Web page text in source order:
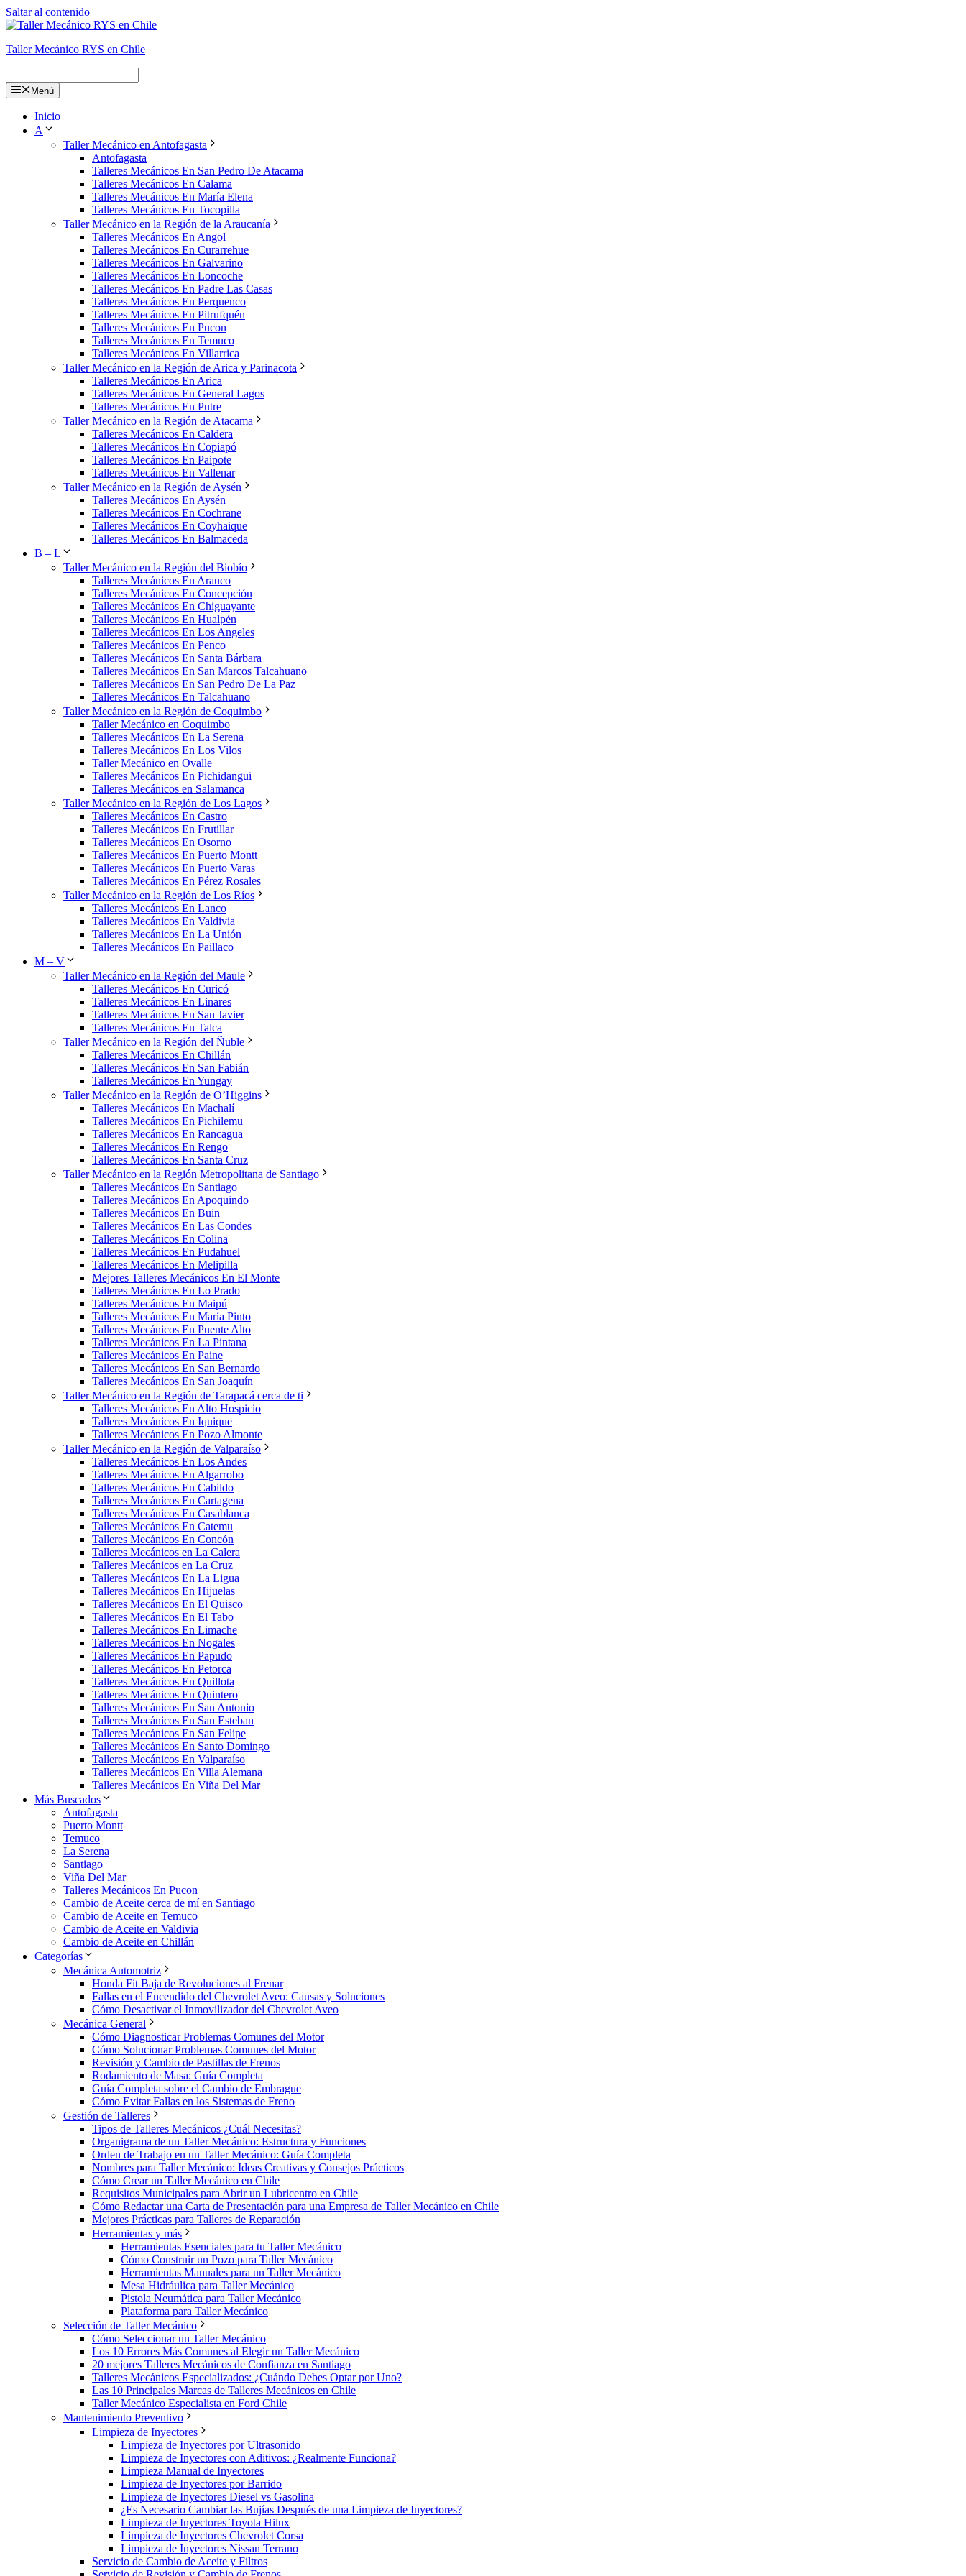
Saltar al contenido
Taller Mecánico RYS en Chile
Menú
Inicio
A
Taller Mecánico en Antofagasta
Antofagasta
Talleres Mecánicos En San Pedro De Atacama
Talleres Mecánicos En Calama
Talleres Mecánicos En María Elena
Talleres Mecánicos En Tocopilla
Taller Mecánico en la Región de la Araucanía
Talleres Mecánicos En Angol
Talleres Mecánicos En Curarrehue
Talleres Mecánicos En Galvarino
Talleres Mecánicos En Loncoche
Talleres Mecánicos En Padre Las Casas
Talleres Mecánicos En Perquenco
Talleres Mecánicos En Pitrufquén
Talleres Mecánicos En Pucon
Talleres Mecánicos En Temuco
Talleres Mecánicos En Villarrica
Taller Mecánico en la Región de Arica y Parinacota
Talleres Mecánicos En Arica
Talleres Mecánicos En General Lagos
Talleres Mecánicos En Putre
Taller Mecánico en la Región de Atacama
Talleres Mecánicos En Caldera
Talleres Mecánicos En Copiapó
Talleres Mecánicos En Paipote
Talleres Mecánicos En Vallenar
Taller Mecánico en la Región de Aysén
Talleres Mecánicos En Aysén
Talleres Mecánicos En Cochrane
Talleres Mecánicos En Coyhaique
Talleres Mecánicos En Balmaceda
B – L
Taller Mecánico en la Región del Biobío
Talleres Mecánicos En Arauco
Talleres Mecánicos En Concepción
Talleres Mecánicos En Chiguayante
Talleres Mecánicos En Hualpén
Talleres Mecánicos En Los Angeles
Talleres Mecánicos En Penco
Talleres Mecánicos En Santa Bárbara
Talleres Mecánicos En San Marcos Talcahuano
Talleres Mecánicos En San Pedro De La Paz
Talleres Mecánicos En Talcahuano
Taller Mecánico en la Región de Coquimbo
Taller Mecánico en Coquimbo
Talleres Mecánicos En La Serena
Talleres Mecánicos En Los Vilos
Taller Mecánico en Ovalle
Talleres Mecánicos En Pichidangui
Talleres Mecánicos en Salamanca
Taller Mecánico en la Región de Los Lagos
Talleres Mecánicos En Castro
Talleres Mecánicos En Frutillar
Talleres Mecánicos En Osorno
Talleres Mecánicos En Puerto Montt
Talleres Mecánicos En Puerto Varas
Talleres Mecánicos En Pérez Rosales
Taller Mecánico en la Región de Los Ríos
Talleres Mecánicos En Lanco
Talleres Mecánicos En Valdivia
Talleres Mecánicos En La Unión
Talleres Mecánicos En Paillaco
M – V
Taller Mecánico en la Región del Maule
Talleres Mecánicos En Curicó
Talleres Mecánicos En Linares
Talleres Mecánicos En San Javier
Talleres Mecánicos En Talca
Taller Mecánico en la Región del Ñuble
Talleres Mecánicos En Chillán
Talleres Mecánicos En San Fabián
Talleres Mecánicos En Yungay
Taller Mecánico en la Región de O’Higgins
Talleres Mecánicos En Machalí
Talleres Mecánicos En Pichilemu
Talleres Mecánicos En Rancagua
Talleres Mecánicos En Rengo
Talleres Mecánicos En Santa Cruz
Taller Mecánico en la Región Metropolitana de Santiago
Talleres Mecánicos En Santiago
Talleres Mecánicos En Apoquindo
Talleres Mecánicos En Buin
Talleres Mecánicos En Las Condes
Talleres Mecánicos En Colina
Talleres Mecánicos En Pudahuel
Talleres Mecánicos En Melipilla
Mejores Talleres Mecánicos En El Monte
Talleres Mecánicos En Lo Prado
Talleres Mecánicos En Maipú
Talleres Mecánicos En María Pinto
Talleres Mecánicos En Puente Alto
Talleres Mecánicos En La Pintana
Talleres Mecánicos En Paine
Talleres Mecánicos En San Bernardo
Talleres Mecánicos En San Joaquín
Taller Mecánico en la Región de Tarapacá cerca de ti
Talleres Mecánicos En Alto Hospicio
Talleres Mecánicos En Iquique
Talleres Mecánicos En Pozo Almonte
Taller Mecánico en la Región de Valparaíso
Talleres Mecánicos En Los Andes
Talleres Mecánicos En Algarrobo
Talleres Mecánicos En Cabildo
Talleres Mecánicos En Cartagena
Talleres Mecánicos En Casablanca
Talleres Mecánicos En Catemu
Talleres Mecánicos En Concón
Talleres Mecánicos en La Calera
Talleres Mecánicos en La Cruz
Talleres Mecánicos En La Ligua
Talleres Mecánicos En Hijuelas
Talleres Mecánicos En El Quisco
Talleres Mecánicos En El Tabo
Talleres Mecánicos En Limache
Talleres Mecánicos En Nogales
Talleres Mecánicos En Papudo
Talleres Mecánicos En Petorca
Talleres Mecánicos En Quillota
Talleres Mecánicos En Quintero
Talleres Mecánicos En San Antonio
Talleres Mecánicos En San Esteban
Talleres Mecánicos En San Felipe
Talleres Mecánicos En Santo Domingo
Talleres Mecánicos En Valparaíso
Talleres Mecánicos En Villa Alemana
Talleres Mecánicos En Viña Del Mar
Más Buscados
Antofagasta
Puerto Montt
Temuco
La Serena
Santiago
Viña Del Mar
Talleres Mecánicos En Pucon
Cambio de Aceite cerca de mí en Santiago
Cambio de Aceite en Temuco
Cambio de Aceite en Valdivia
Cambio de Aceite en Chillán
Categorías
Mecánica Automotriz
Honda Fit Baja de Revoluciones al Frenar
Fallas en el Encendido del Chevrolet Aveo: Causas y Soluciones
Cómo Desactivar el Inmovilizador del Chevrolet Aveo
Mecánica General
Cómo Diagnosticar Problemas Comunes del Motor
Cómo Solucionar Problemas Comunes del Motor
Revisión y Cambio de Pastillas de Frenos
Rodamiento de Masa: Guía Completa
Guía Completa sobre el Cambio de Embrague
Cómo Evitar Fallas en los Sistemas de Freno
Gestión de Talleres
Tipos de Talleres Mecánicos ¿Cuál Necesitas?
Organigrama de un Taller Mecánico: Estructura y Funciones
Orden de Trabajo en un Taller Mecánico: Guía Completa
Nombres para Taller Mecánico: Ideas Creativas y Consejos Prácticos
Cómo Crear un Taller Mecánico en Chile
Requisitos Municipales para Abrir un Lubricentro en Chile
Cómo Redactar una Carta de Presentación para una Empresa de Taller Mecánico en Chile
Mejores Prácticas para Talleres de Reparación
Herramientas y más
Herramientas Esenciales para tu Taller Mecánico
Cómo Construir un Pozo para Taller Mecánico
Herramientas Manuales para un Taller Mecánico
Mesa Hidráulica para Taller Mecánico
Pistola Neumática para Taller Mecánico
Plataforma para Taller Mecánico
Selección de Taller Mecánico
Cómo Seleccionar un Taller Mecánico
Los 10 Errores Más Comunes al Elegir un Taller Mecánico
20 mejores Talleres Mecánicos de Confianza en Santiago
Talleres Mecánicos Especializados: ¿Cuándo Debes Optar por Uno?
Las 10 Principales Marcas de Talleres Mecánicos en Chile
Taller Mecánico Especialista en Ford Chile
Mantenimiento Preventivo
Limpieza de Inyectores
Limpieza de Inyectores por Ultrasonido
Limpieza de Inyectores con Aditivos: ¿Realmente Funciona?
Limpieza Manual de Inyectores
Limpieza de Inyectores por Barrido
Limpieza de Inyectores Diesel vs Gasolina
¿Es Necesario Cambiar las Bujías Después de una Limpieza de Inyectores?
Limpieza de Inyectores Toyota Hilux
Limpieza de Inyectores Chevrolet Corsa
Limpieza de Inyectores Nissan Terrano
Servicio de Cambio de Aceite y Filtros